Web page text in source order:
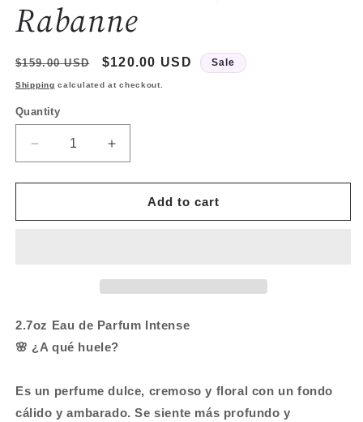
Rabanne
Regular
price
$159.00 USD
Sale
price
$120.00 USD Sale
Shipping calculated at checkout.
Quantity
Quantity
Decrease
quantity
for
Intense
Increase
quantity
for
Intense
Add to cart
2.7oz Eau de Parfum Intense
🌸 ¿A qué huele?
Es un perfume dulce, cremoso y floral con un fondo
cálido y ambarado. Se siente más profundo y